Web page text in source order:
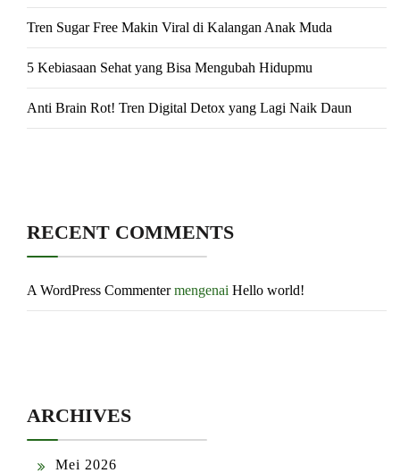
Tren Sugar Free Makin Viral di Kalangan Anak Muda
5 Kebiasaan Sehat yang Bisa Mengubah Hidupmu
Anti Brain Rot! Tren Digital Detox yang Lagi Naik Daun
RECENT COMMENTS
A WordPress Commentermengenai Hello world!
ARCHIVES
Mei 2026